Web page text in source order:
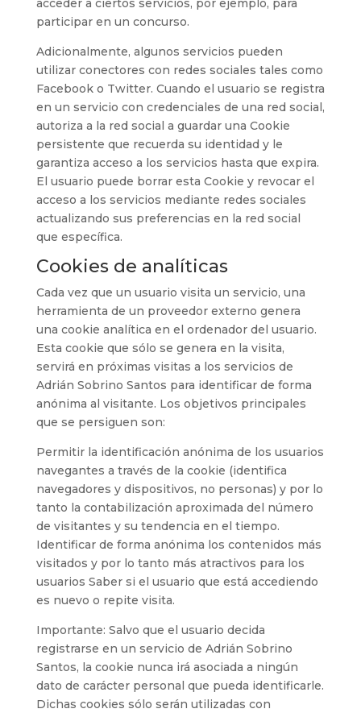
acceder a ciertos servicios, por ejemplo, para
participar en un concurso.
Adicionalmente, algunos servicios pueden
utilizar conectores con redes sociales tales como
Facebook o Twitter. Cuando el usuario se registra
en un servicio con credenciales de una red social,
autoriza a la red social a guardar una Cookie
persistente que recuerda su identidad y le
garantiza acceso a los servicios hasta que expira.
El usuario puede borrar esta Cookie y revocar el
acceso a los servicios mediante redes sociales
actualizando sus preferencias en la red social
que específica.
Cookies de analíticas
Cada vez que un usuario visita un servicio, una
herramienta de un proveedor externo genera
una cookie analítica en el ordenador del usuario.
Esta cookie que sólo se genera en la visita,
servirá en próximas visitas a los servicios de
Adrián Sobrino Santos para identificar de forma
anónima al visitante. Los objetivos principales
que se persiguen son:
Permitir la identificación anónima de los usuarios
navegantes a través de la cookie (identifica
navegadores y dispositivos, no personas) y por lo
tanto la contabilización aproximada del número
de visitantes y su tendencia en el tiempo.
Identificar de forma anónima los contenidos más
visitados y por lo tanto más atractivos para los
usuarios Saber si el usuario que está accediendo
es nuevo o repite visita.
Importante: Salvo que el usuario decida
registrarse en un servicio de Adrián Sobrino
Santos, la cookie nunca irá asociada a ningún
dato de carácter personal que pueda identificarle.
Dichas cookies sólo serán utilizadas con